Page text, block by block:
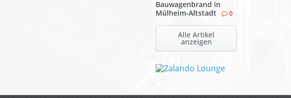
Bauwagenbrand in
Mülheim-Altstadt
0
Alle Artikel
anzeigen